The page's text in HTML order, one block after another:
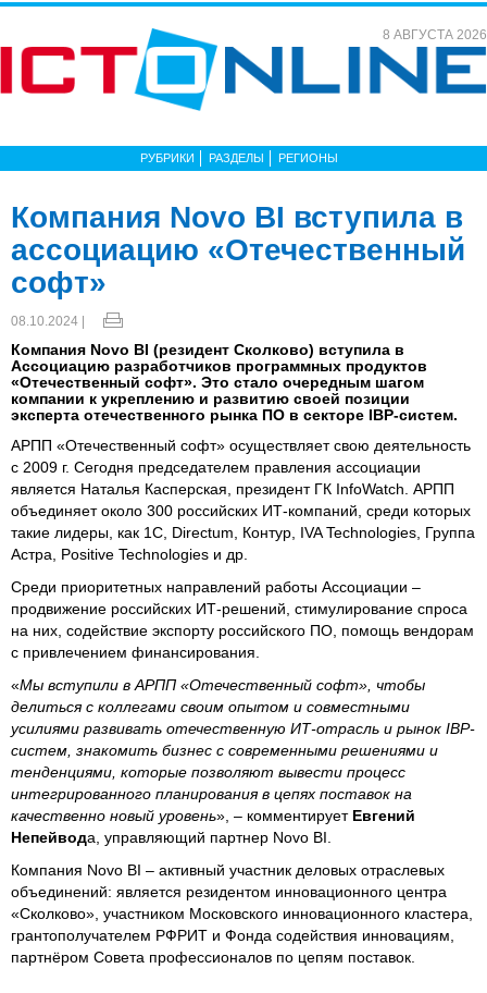
8 АВГУСТА 2026
РУБРИКИ РАЗДЕЛЫ РЕГИОНЫ
Компания Novo BI вступила в
ассоциацию «Отечественный
софт»
08.10.2024 |
Компания Novo BI (резидент Сколково) вступила в
Ассоциацию разработчиков программных продуктов
«Отечественный софт». Это стало очередным шагом
компании к укреплению и развитию своей позиции
эксперта отечественного рынка ПО в секторе IBP-систем.
АРПП «Отечественный софт» осуществляет свою деятельность
с 2009 г. Сегодня председателем правления ассоциации
является Наталья Касперская, президент ГК InfoWatch. АРПП
объединяет около 300 российских ИТ-компаний, среди которых
такие лидеры, как 1С, Directum, Контур, IVA Technologies, Группа
Астра, Positive Technologies и др.
Среди приоритетных направлений работы Ассоциации –
продвижение российских ИТ-решений, стимулирование спроса
на них, содействие экспорту российского ПО, помощь вендорам
с привлечением финансирования.
«Мы вступили в АРПП «Отечественный софт», чтобы
делиться с коллегами своим опытом и совместными
усилиями развивать отечественную ИТ-отрасль и рынок IBP-
систем, знакомить бизнес с современными решениями и
тенденциями, которые позволяют вывести процесс
интегрированного планирования в цепях поставок на
качественно новый уровень», – комментирует Евгений
Непейвода, управляющий партнер Novo BI.
Компания Novo BI – активный участник деловых отраслевых
объединений: является резидентом инновационного центра
«Сколково», участником Московского инновационного кластера,
грантополучателем РФРИТ и Фонда содействия инновациям,
партнёром Совета профессионалов по цепям поставок.